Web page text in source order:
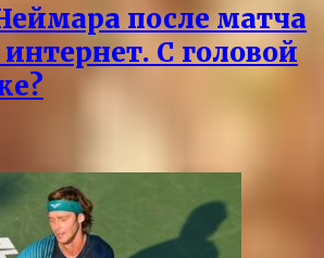
после матча
С головой